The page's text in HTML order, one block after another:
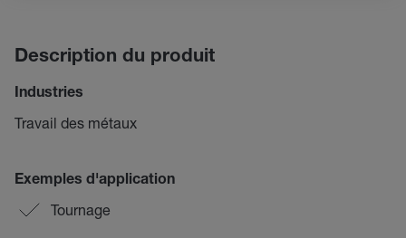
Description du produit
Industries
Travail des métaux
Exemples d'application
Tournage